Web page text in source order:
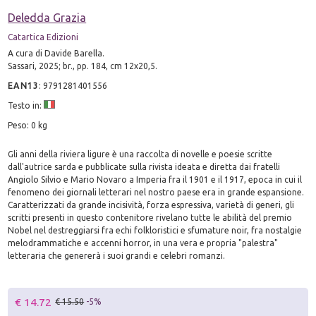
Deledda Grazia
Catartica Edizioni
A cura di Davide Barella.
Sassari, 2025; br., pp. 184, cm 12x20,5.
EAN13 :9791281401556
Testo in:
Peso: 0 kg
Gli anni della riviera ligure è una raccolta di novelle e poesie scritte
dall'autrice sarda e pubblicate sulla rivista ideata e diretta dai fratelli
Angiolo Silvio e Mario Novaro a Imperia fra il 1901 e il 1917, epoca in cui il
fenomeno dei giornali letterari nel nostro paese era in grande espansione.
Caratterizzati da grande incisività, forza espressiva, varietà di generi, gli
scritti presenti in questo contenitore rivelano tutte le abilità del premio
Nobel nel destreggiarsi fra echi folkloristici e sfumature noir, fra nostalgie
melodrammatiche e accenni horror, in una vera e propria "palestra"
letteraria che genererà i suoi grandi e celebri romanzi.
€ 14.72 € 15.50 -5%